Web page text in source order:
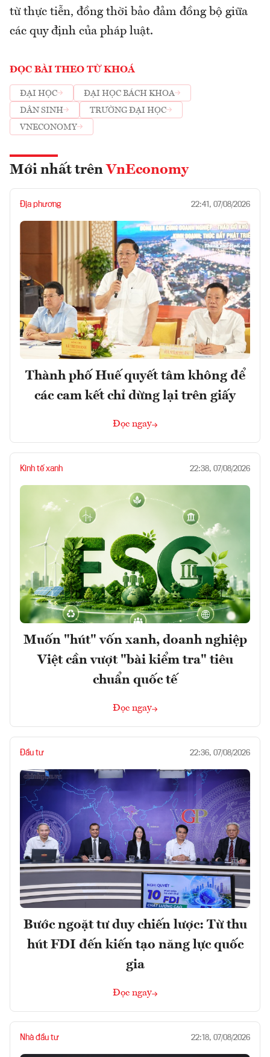
từ thực tiễn, đồng thời bảo đảm đồng bộ giữa
các quy định của pháp luật.
ĐỌC BÀI THEO TỪ KHOÁ
ĐẠI HỌC
ĐẠI HỌC BÁCH KHOA
DÂN SINH
TRƯỜNG ĐẠI HỌC
VNECONOMY
Mới nhất trên VnEconomy
Địa phương 22:41, 07/08/2026
Thành phố Huế quyết tâm không để
các cam kết chỉ dừng lại trên giấy
Đọc ngay
Kinh tế xanh 22:38, 07/08/2026
Muốn "hút" vốn xanh, doanh nghiệp
Việt cần vượt "bài kiểm tra" tiêu
chuẩn quốc tế
Đọc ngay
Đầu tư 22:36, 07/08/2026
Bước ngoặt tư duy chiến lược: Từ thu
hút FDI đến kiến tạo năng lực quốc
gia
Đọc ngay
Nhà đầu tư 22:18, 07/08/2026